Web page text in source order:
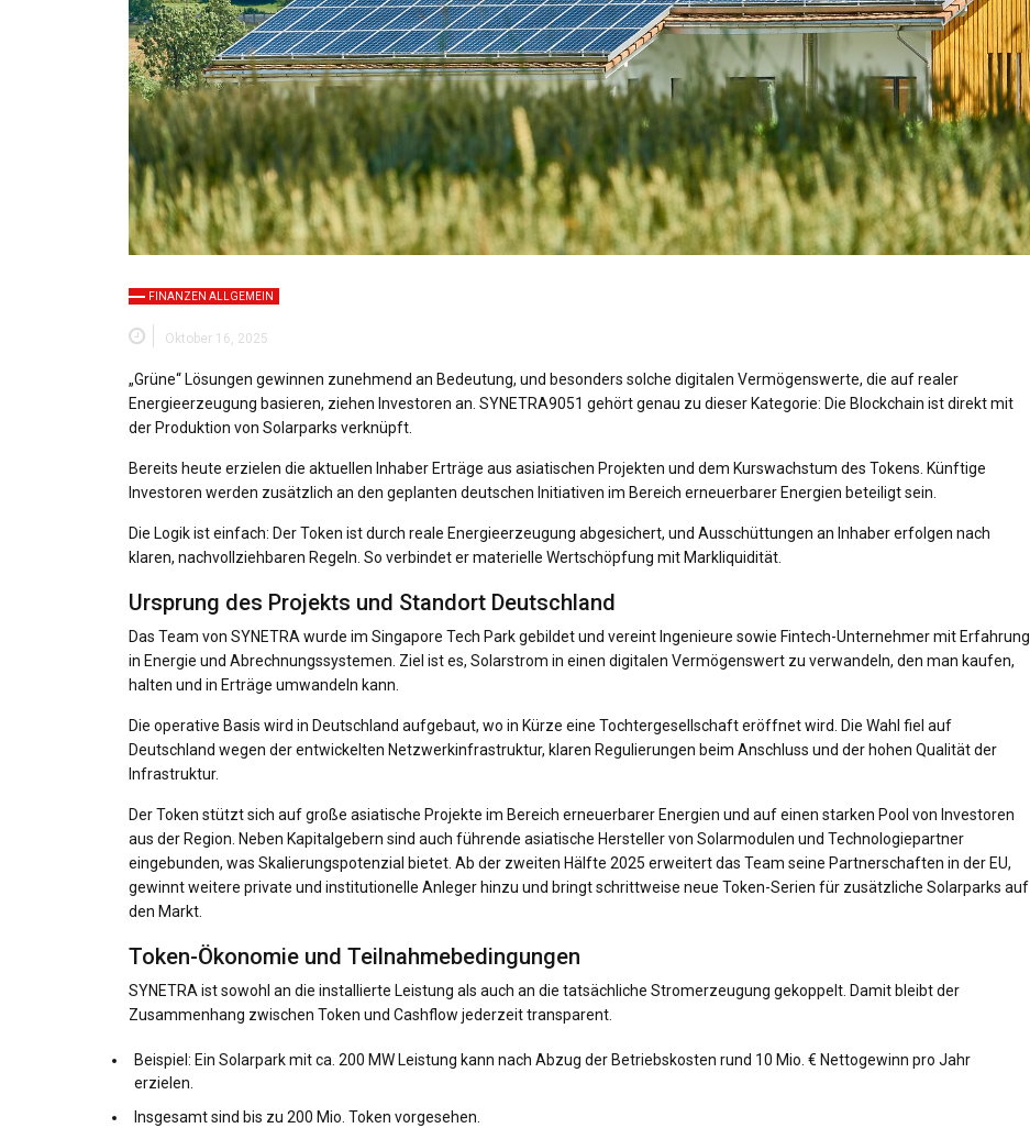
FINANZEN ALLGEMEIN
Oktober 16, 2025
„Grüne“ Lösungen gewinnen zunehmend an Bedeutung, und besonders solche digitalen Vermögenswerte, die auf realer
Energieerzeugung basieren, ziehen Investoren an. SYNETRA9051 gehört genau zu dieser Kategorie: Die Blockchain ist direkt mit
der Produktion von Solarparks verknüpft.
Bereits heute erzielen die aktuellen Inhaber Erträge aus asiatischen Projekten und dem Kurswachstum des Tokens. Künftige
Investoren werden zusätzlich an den geplanten deutschen Initiativen im Bereich erneuerbarer Energien beteiligt sein.
Die Logik ist einfach: Der Token ist durch reale Energieerzeugung abgesichert, und Ausschüttungen an Inhaber erfolgen nach
klaren, nachvollziehbaren Regeln. So verbindet er materielle Wertschöpfung mit Markliquidität.
Ursprung des Projekts und Standort Deutschland
Das Team von SYNETRA wurde im Singapore Tech Park gebildet und vereint Ingenieure sowie Fintech-Unternehmer mit Erfahrung
in Energie und Abrechnungssystemen. Ziel ist es, Solarstrom in einen digitalen Vermögenswert zu verwandeln, den man kaufen,
halten und in Erträge umwandeln kann.
Die operative Basis wird in Deutschland aufgebaut, wo in Kürze eine Tochtergesellschaft eröffnet wird. Die Wahl fiel auf
Deutschland wegen der entwickelten Netzwerkinfrastruktur, klaren Regulierungen beim Anschluss und der hohen Qualität der
Infrastruktur.
Der Token stützt sich auf große asiatische Projekte im Bereich erneuerbarer Energien und auf einen starken Pool von Investoren
aus der Region. Neben Kapitalgebern sind auch führende asiatische Hersteller von Solarmodulen und Technologiepartner
eingebunden, was Skalierungspotenzial bietet. Ab der zweiten Hälfte 2025 erweitert das Team seine Partnerschaften in der EU,
gewinnt weitere private und institutionelle Anleger hinzu und bringt schrittweise neue Token-Serien für zusätzliche Solarparks auf
den Markt.
Token-Ökonomie und Teilnahmebedingungen
SYNETRA ist sowohl an die installierte Leistung als auch an die tatsächliche Stromerzeugung gekoppelt. Damit bleibt der
Zusammenhang zwischen Token und Cashflow jederzeit transparent.
Beispiel: Ein Solarpark mit ca. 200 MW Leistung kann nach Abzug der Betriebskosten rund 10 Mio. € Nettogewinn pro Jahr
erzielen.
Insgesamt sind bis zu 200 Mio. Token vorgesehen.